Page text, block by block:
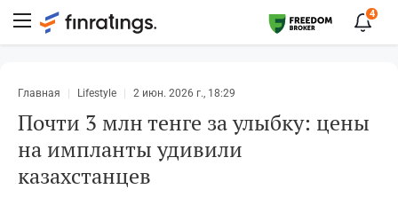
4
Главная Lifestyle 2 июн. 2026 г., 18:29
Почти 3 млн тенге за улыбку: цены
на импланты удивили
казахстанцев